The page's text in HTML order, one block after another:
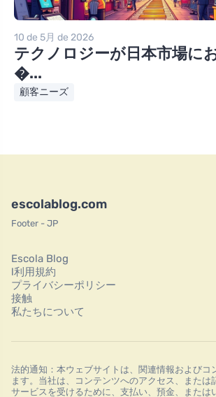
10 de 5月 de 2026
テクノロジーが日本市場に
�...
顧客ニーズ
escolablog.com
Footer - JP
Escola Blog
l利用規約
プライバシーポリシー
接触
私たちについて
法的通知：本ウェブサイトは、関連情報およびコ
ます。当社は、コンテンツへのアクセス、または
サービスを受けるために、支払い、預金、または